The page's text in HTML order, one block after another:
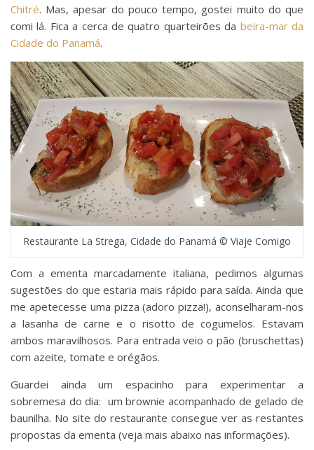
Chitré. Mas, apesar do pouco tempo, gostei muito do que
comi lá. Fica a cerca de quatro quarteirões da beira-mar da
Cidade do Panamá.
Restaurante La Strega, Cidade do Panamá © Viaje Comigo
Com a ementa marcadamente italiana, pedimos algumas
sugestões do que estaria mais rápido para saída. Ainda que
me apetecesse uma pizza (adoro pizza!), aconselharam-nos
a lasanha de carne e o risotto de cogumelos. Estavam
ambos maravilhosos. Para entrada veio o pão (bruschettas)
com azeite, tomate e orégãos.
Guardei ainda um espacinho para experimentar a
sobremesa do dia: um brownie acompanhado de gelado de
baunilha. No site do restaurante consegue ver as restantes
propostas da ementa (veja mais abaixo nas informações).